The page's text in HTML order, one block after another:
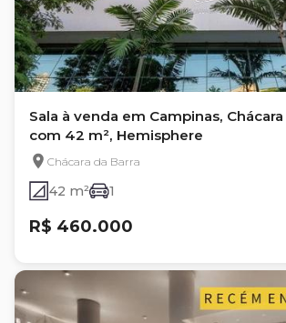
Sala à venda em Campinas, Chácara
com 42 m², Hemisphere
Chácara da Barra
42 m² 1
R$ 460.000